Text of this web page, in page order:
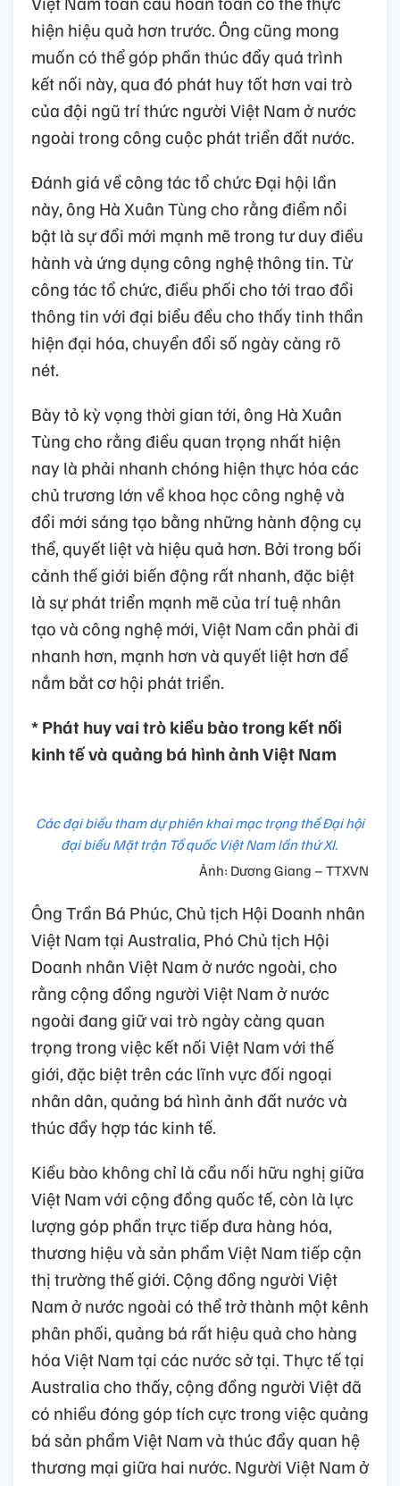
hiện hiệu quả hơn trước. Ông cũng mong
muốn có thể góp phần thúc đẩy quá trình
kết nối này, qua đó phát huy tốt hơn vai trò
của đội ngũ trí thức người Việt Nam ở nước
ngoài trong công cuộc phát triển đất nước.
Đánh giá về công tác tổ chức Đại hội lần
này, ông Hà Xuân Tùng cho rằng điểm nổi
bật là sự đổi mới mạnh mẽ trong tư duy điều
hành và ứng dụng công nghệ thông tin. Từ
công tác tổ chức, điều phối cho tới trao đổi
thông tin với đại biểu đều cho thấy tinh thần
hiện đại hóa, chuyển đổi số ngày càng rõ
nét.
Bày tỏ kỳ vọng thời gian tới, ông Hà Xuân
Tùng cho rằng điều quan trọng nhất hiện
nay là phải nhanh chóng hiện thực hóa các
chủ trương lớn về khoa học công nghệ và
đổi mới sáng tạo bằng những hành động cụ
thể, quyết liệt và hiệu quả hơn. Bởi trong bối
cảnh thế giới biến động rất nhanh, đặc biệt
là sự phát triển mạnh mẽ của trí tuệ nhân
tạo và công nghệ mới, Việt Nam cần phải đi
nhanh hơn, mạnh hơn và quyết liệt hơn để
nắm bắt cơ hội phát triển.
* Phát huy vai trò kiều bào trong kết nối
kinh tế và quảng bá hình ảnh Việt Nam
Các đại biểu tham dự phiên khai mạc trọng thể Đại hội
đại biểu Mặt trận Tổ quốc Việt Nam lần thứ XI.
Ảnh: Dương Giang – TTXVN
Ông Trần Bá Phúc, Chủ tịch Hội Doanh nhân
Việt Nam tại Australia, Phó Chủ tịch Hội
Doanh nhân Việt Nam ở nước ngoài, cho
rằng cộng đồng người Việt Nam ở nước
ngoài đang giữ vai trò ngày càng quan
trọng trong việc kết nối Việt Nam với thế
giới, đặc biệt trên các lĩnh vực đối ngoại
nhân dân, quảng bá hình ảnh đất nước và
thúc đẩy hợp tác kinh tế.
Kiều bào không chỉ là cầu nối hữu nghị giữa
Việt Nam với cộng đồng quốc tế, còn là lực
lượng góp phần trực tiếp đưa hàng hóa,
thương hiệu và sản phẩm Việt Nam tiếp cận
thị trường thế giới. Cộng đồng người Việt
Nam ở nước ngoài có thể trở thành một kênh
phân phối, quảng bá rất hiệu quả cho hàng
hóa Việt Nam tại các nước sở tại. Thực tế tại
Australia cho thấy, cộng đồng người Việt đã
có nhiều đóng góp tích cực trong việc quảng
bá sản phẩm Việt Nam và thúc đẩy quan hệ
thương mại giữa hai nước. Người Việt Nam ở